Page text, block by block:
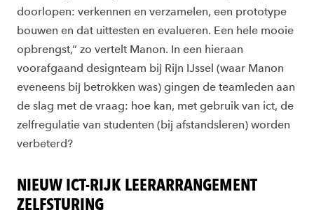
doorlopen: verkennen en verzamelen, een prototype
bouwen en dat uittesten en evalueren. Een hele mooie
opbrengst,” zo vertelt Manon. In een hieraan
voorafgaand designteam bij Rijn IJssel (waar Manon
eveneens bij betrokken was) gingen de teamleden aan
de slag met de vraag: hoe kan, met gebruik van ict, de
zelfregulatie van studenten (bij afstandsleren) worden
verbeterd?
NIEUW ICT-RIJK LEERARRANGEMENT
ZELFSTURING